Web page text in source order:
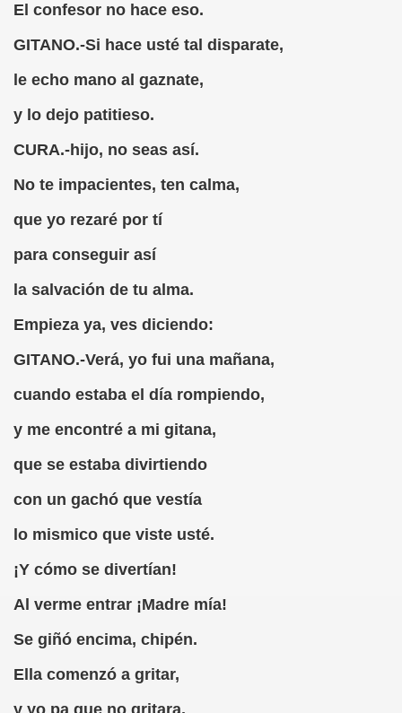
El confesor no hace eso.
GITANO.-Si hace usté tal disparate,
le echo mano al gaznate,
y lo dejo patitieso.
CURA.-hijo, no seas así.
No te impacientes, ten calma,
que yo rezaré por tí
para conseguir así
la salvación de tu alma.
Empieza ya, ves diciendo:
GITANO.-Verá, yo fui una mañana,
cuando estaba el día rompiendo,
y me encontré a mi gitana,
que se estaba divirtiendo
con un gachó que vestía
lo mismico que viste usté.
¡Y cómo se divertían!
Al verme entrar ¡Madre mía!
Se giñó encima, chipén.
Ella comenzó a gritar,
y yo pa que no gritara,
Mestre)
en una Empresa
(Pablo Parellada, Melitón González)
que Trabaja y Produce en España
Pazos)
Alonso)
de 1519)
de Pontevedra)
Queca)